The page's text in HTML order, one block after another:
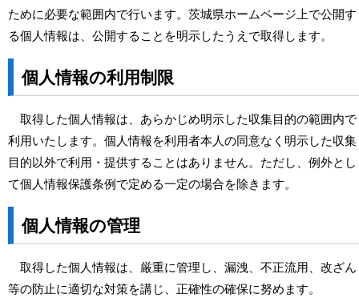
ために必要な範囲内で行います。茨城県ホームページ上で公開す
る個人情報は、公開することを明示したうえで取得します。
個人情報の利用制限
取得した個人情報は、あらかじめ明示した収集目的の範囲内で
利用いたします。個人情報を利用者本人の同意なく明示した収集
目的以外で利用・提供することはありません。ただし、例外とし
て個人情報保護条例で定める一定の場合を除きます。
個人情報の管理
取得した個人情報は、厳重に管理し、漏洩、不正流用、改ざん
等の防止に適切な対策を講じ、正確性の確保に努めます。